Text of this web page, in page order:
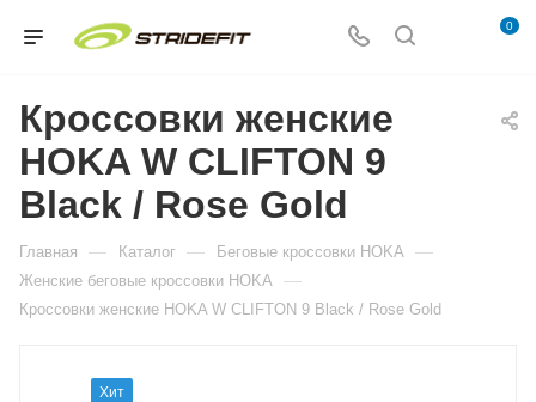
0
Кроссовки женские
HOKA W CLIFTON 9
Black / Rose Gold
Главная — Каталог — Беговые кроссовки HOKA —
Женские беговые кроссовки HOKA —
Кроссовки женские HOKA W CLIFTON 9 Black / Rose Gold
Хит